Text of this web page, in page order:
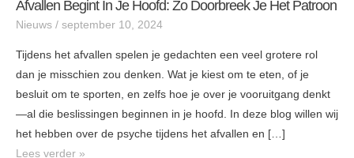
Afvallen Begint In Je Hoofd: Zo Doorbreek Je Het Patroon
Nieuws / september 10, 2024
Tijdens het afvallen spelen je gedachten een veel grotere rol
dan je misschien zou denken. Wat je kiest om te eten, of je
besluit om te sporten, en zelfs hoe je over je vooruitgang denkt
—al die beslissingen beginnen in je hoofd. In deze blog willen wij
het hebben over de psyche tijdens het afvallen en […]
Lees verder »